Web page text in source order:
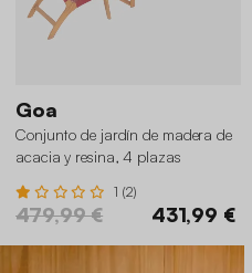
Goa
Conjunto de jardín de madera de
acacia y resina, 4 plazas
1 (2)
479,99 € 431,99 €